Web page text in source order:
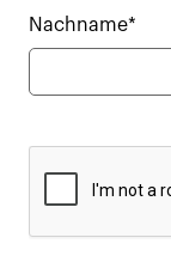
Nachname*